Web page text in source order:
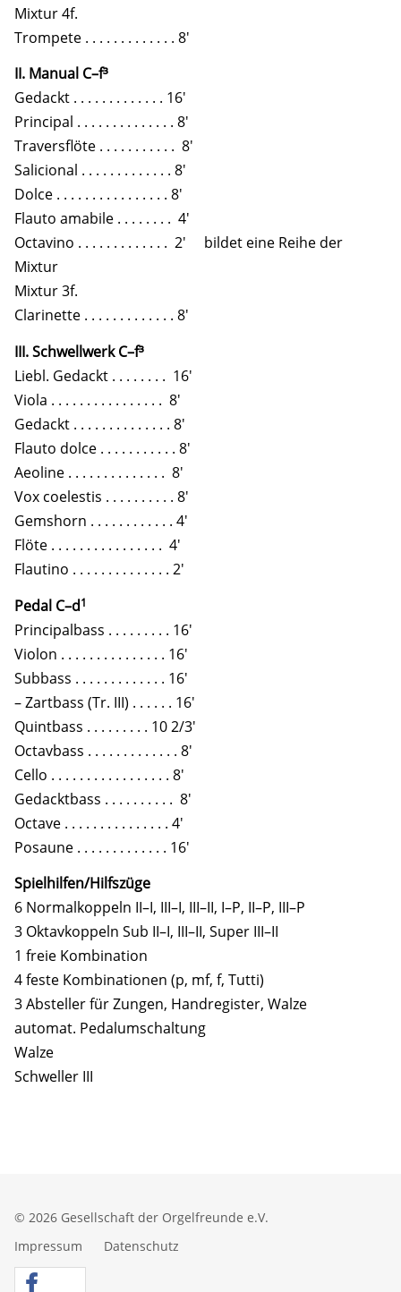
Mixtur 4f.
Trompete . . . . . . . . . . . . . 8′
II. Manual C–f³
Gedackt . . . . . . . . . . . . . 16′
Principal . . . . . . . . . . . . . . 8′
Traversflöte . . . . . . . . . . . 8′
Salicional . . . . . . . . . . . . . 8′
Dolce . . . . . . . . . . . . . . . . 8′
Flauto amabile . . . . . . . . 4′
Octavino . . . . . . . . . . . . . 2′ bildet eine Reihe der
Mixtur
Mixtur 3f.
Clarinette . . . . . . . . . . . . . 8′
III. Schwellwerk C–f³
Liebl. Gedackt . . . . . . . . 16′
Viola . . . . . . . . . . . . . . . . 8′
Gedackt . . . . . . . . . . . . . . 8′
Flauto dolce . . . . . . . . . . . 8′
Aeoline . . . . . . . . . . . . . . 8′
Vox coelestis . . . . . . . . . . 8′
Gemshorn . . . . . . . . . . . . 4′
Flöte . . . . . . . . . . . . . . . . 4′
Flautino . . . . . . . . . . . . . . 2′
Pedal C–d1
Principalbass . . . . . . . . . 16′
Violon . . . . . . . . . . . . . . . 16′
Subbass . . . . . . . . . . . . . 16′
– Zartbass (Tr. III) . . . . . . 16′
Quintbass . . . . . . . . . 10 2/3′
Octavbass . . . . . . . . . . . . . 8′
Cello . . . . . . . . . . . . . . . . . 8′
Gedacktbass . . . . . . . . . . 8′
Octave . . . . . . . . . . . . . . . 4′
Posaune . . . . . . . . . . . . . 16′
Spielhilfen/Hilfszüge
6 Normalkoppeln II–I, III–I, III–II, I–P, II–P, III–P
3 Oktavkoppeln Sub II–I, III–II, Super III–II
1 freie Kombination
4 feste Kombinationen (p, mf, f, Tutti)
3 Absteller für Zungen, Handregister, Walze
automat. Pedalumschaltung
Walze
Schweller III
© 2026 Gesellschaft der Orgelfreunde e.V.
Impressum
Datenschutz